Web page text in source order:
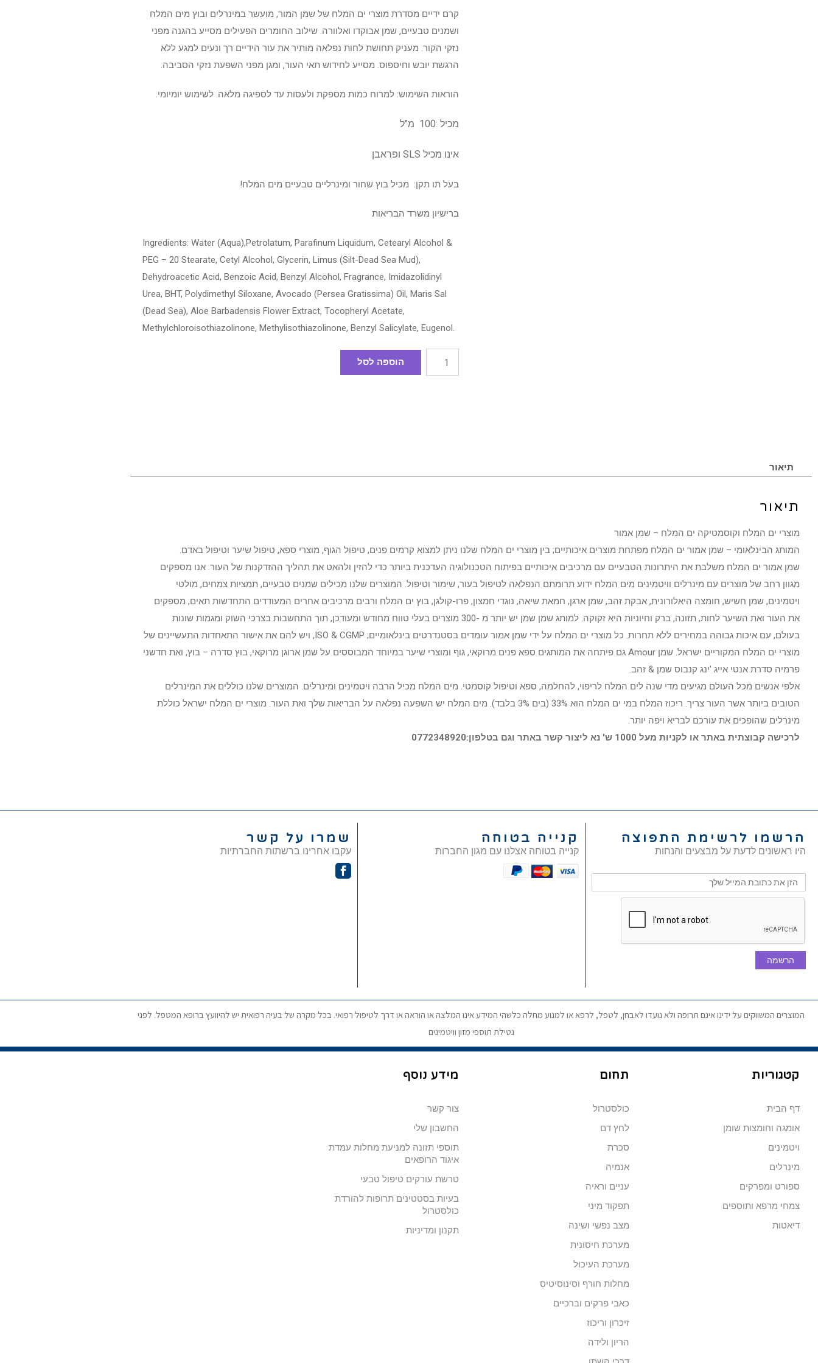
קרם ידיים מסדרת מוצרי ים המלח של שמן המור, מועשר במינרלים ובוץ מים המלח
ושמנים טבעיים, שמן אבוקדו ואלוורה. שילוב החומרים הפעילים מסייע בהגנה מפני
נזקי הקור. מעניק תחושת לחות נפלאה מותיר את עור הידיים רך ונעים למגע ללא
הרגשת יובש וחיספוס. מסייע לחידוש תאי העור, ומגן מפני השפעת נזקי הסביבה.
הוראות השימוש: למרוח כמות מספקת ולעסות עד לספיגה מלאה. לשימוש יומיומי.
מכיל :100 מ"ל
אינו מכיל SLS ופראבן
בעל תו תקן: מכיל בוץ שחור ומינרליים טבעיים מים המלח!
ברישיון משרד הבריאות
Ingredients: Water (Aqua),Petrolatum, Parafinum Liquidum, Cetearyl Alcohol &
PEG – 20 Stearate, Cetyl Alcohol, Glycerin, Limus (Silt-Dead Sea Mud),
Dehydroacetic Acid, Benzoic Acid, Benzyl Alcohol, Fragrance, Imidazolidinyl
Urea, BHT, Polydimethyl Siloxane, Avocado (Persea Gratissima) Oil, Maris Sal
(Dead Sea), Aloe Barbadensis Flower Extract, Tocopheryl Acetate,
Methylchloroisothiazolinone, Methylisothiazolinone, Benzyl Salicylate, Eugenol.
הוספה לסל
תיאור
תיאור
מוצרי ים המלח וקוסמטיקה ים המלח – שמן אמור
המותג הבינלאומי – שמן אמור ים המלח מפתחת מוצרים איכותיים; בין מוצרי ים המלח שלנו ניתן למצוא קרמים פנים, טיפול הגוף, מוצרי ספא, טיפול שיער וטיפול באדם.
שמן אמור ים המלח משלבת את היתרונות הטבעיים עם מרכיבים איכותיים בפיתוח הטכנולוגיה העדכנית ביותר כדי להזין ולהאט את תהליך ההזדקנות של העור. אנו מספקים
מגוון רחב של מוצרים עם מינרלים וויטמינים מים המלח ידוע תרומתם הנפלאה לטיפול בעור, שימור וטיפול. המוצרים שלנו מכילים שמנים טבעיים, תמציות צמחים, מולטי
ויטמינים, שמן חשיש, חומצה היאלורונית, אבקת זהב, שמן ארגן, חמאת שיאה, נוגדי חמצון, פרו-קולגן, בוץ ים המלח ורבים מרכיבים אחרים המעודדים התחדשות תאים, מספקים
את העור ואת השיער לחות, תזונה, ברק וחיוניות היא זקוקה. למותג שמן שמן יש יותר מ -300 מוצרים בעלי טווח מחודש ומעודכן, תוך התחשבות בצרכי השוק ומגמות שונות
בעולם, עם איכות גבוהה במחירים ללא תחרות. כל מוצרי ים המלח על ידי שמן אמור עומדים בסטנדרטים בינלאומיים; ISO & CGMP, ויש להם את אישור התאחדות התעשיינים של
מוצרי ים המלח המקוריים ישראל. שמן Amour גם פיתחה את המותגים ספא פנים מרוקאי, גוף ומוצרי שיער במיוחד המבוססים על שמן ארוגן מרוקאי, בוץ סדרה – בוץ, ואת חדשני
פרמיה סדרת אנטי אייג 'ינג קנבוס שמן & זהב.
אלפי אנשים מכל העולם מגיעים מדי שנה לים המלח לריפוי, להחלמה, ספא וטיפול קוסמטי. מים המלח מכיל הרבה ויטמינים ומינרלים. המוצרים שלנו כוללים את המינרלים
הטובים ביותר אשר העור צריך. ריכוז המלח במי ים המלח הוא 33% (בים 3% בלבד). מים המלח יש השפעה נפלאה על הבריאות שלך ואת העור. מוצרי ים המלח ישראל כוללת
מינרלים שהופכים את עורכם לבריא ויפה יותר.
לרכישה קבוצתית באתר או לקניות מעל 1000 ש' נא ליצור קשר באתר וגם בטלפון:0772348920
הרשמו לרשימת התפוצה
היו ראשונים לדעת על מבצעים והנחות
הרשמה
קנייה בטוחה
קנייה בטוחה אצלנו עם מגון החברות
שמרו על קשר
עקבו אחרינו ברשתות החברתיות
המוצרים המשווקים על ידינו אינם תרופה ולא נועדו לאבחן, לטפל, לרפא או למנוע מחלה כלשהי המידע אינו המלצה או הוראה או דרך לטיפול רפואי. בכל מקרה של בעיה רפואית יש להיוועץ ברופא המטפל. לפני
נטילת תוספי מזון וויטמינים
קטגוריות
דף הבית
אומגה וחומצות שומן
ויטמינים
מינרלים
ספורט ומפרקים
צמחי מרפא ותוספים
דיאטות
תחום
כולסטרול
לחץ דם
סכרת
אנמיה
עניים וראיה
תפקוד מיני
מצב נפשי ושינה
מערכת חיסונית
מערכת העיכול
מחלות חורף וסינוסיטיס
כאבי פרקים וברכיים
זיכרון וריכוז
הריון ולידה
מידע נוסף
צור קשר
החשבון שלי
תוספי תזונה למניעת מחלות עמדת
איגוד הרופאים
טרשת עורקים טיפול טבעי
בעיות בסטטינים תרופות להורדת
כולסטרול
תקנון ומדיניות